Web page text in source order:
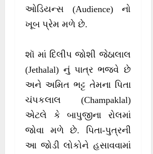
ઓડિયન્સ (Audience) નો
ખૂબ પ્રેમ મળે છે.
શૉ માં દિલીપ જોશી જેઠાલાલ
(Jethalal) નું પાત્ર ભજવે છે
અને અમિત ભટ્ટ તેમના પિતા
ચંપકલાલ (Champaklal)
એટલે કે બાપુજીના રોલમાં
જોવા મળે છે. પિતા-પુત્રની
આ જોડી લોકોને હસાવવામાં